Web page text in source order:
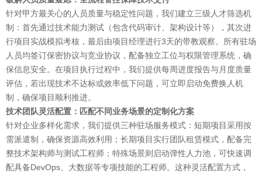
针对甲方最关心的人员质量与稳定性问题，我们建立三级人才筛选机
制：首先通过技术能力测试（包含代码审计、架构设计等），其次进
行项目实战模拟考核，最后由项目经理进行3天的带教观察。所有驻场
人员均签订保密协议与竞业协议，配备独立工位与权限管理系统，确
保信息安全。在项目执行过程中，我们提供每周进度报告与月度质量
评估，若出现技术不达标或效率低下问题，可立即启动免费换人机
制，确保项目顺利推进。
技术团队灵活配置：匹配不同业务场景的定制化方案
针对企业多样化需求，我们提供三种驻场服务模式：短期项目采用按
需派遣制，确保资源高效利用；长期项目实行团队租赁模式，配备完
整技术架构师与测试工程师；特殊场景则启动弹性人力池，可快速调
配具备DevOps、大数据等专项技能的工程师。这种灵活配置方式，